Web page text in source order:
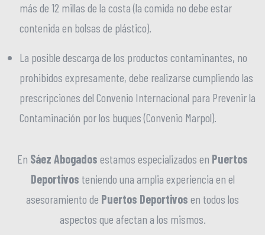
más de 12 millas de la costa (la comida no debe estar
contenida en bolsas de plástico).
La posible descarga de los productos contaminantes, no
prohibidos expresamente, debe realizarse cumpliendo las
prescripciones del Convenio Internacional para Prevenir la
Contaminación por los buques (Convenio Marpol).
En Sáez Abogados estamos especializados en Puertos
Deportivos teniendo una amplia experiencia en el
asesoramiento de Puertos Deportivos en todos los
aspectos que afectan a los mismos.